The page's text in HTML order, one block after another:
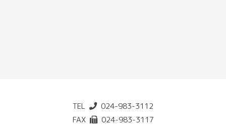
TEL
024-983-3112
FAX
024-983-3117